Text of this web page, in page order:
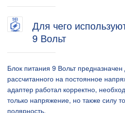
Для чего
9 Вольт
Блок питания 9 Вольт
рассчитанного на постоянное
адаптер работал корректно,
только напряжение, но также силу
полярность.